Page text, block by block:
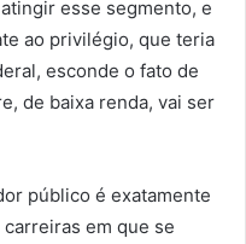
esse segmento, e
ao privilégio, que teria
esconde o fato de
de baixa renda, vai ser
público é exatamente
em que se